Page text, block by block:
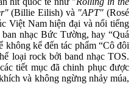
(Billie Eilish) và "APT" (Rosé
Việt Nam hiện đại và nổi tiếng
nhạc Bức Tường, hay “Quá
kể đến tác phẩm “Cô đôi
loại rock bởi band nhạc TOS.
tiết mục đã chinh phục được
và không ngừng nhảy múa,